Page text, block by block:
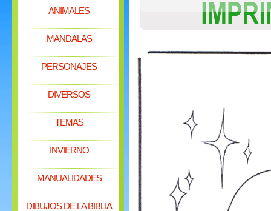
ANIMALES
MANDALAS
PERSONAJES
DIVERSOS
TEMAS
INVIERNO
MANUALIDADES
DIBUJOS DE LA BIBLIA